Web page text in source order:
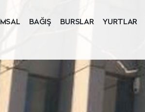
BAĞIŞ BURSLAR YURTLAR